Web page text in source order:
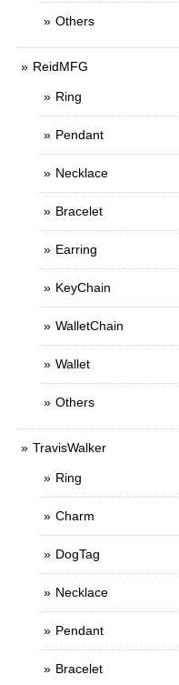
Others
ReidMFG
Ring
Pendant
Necklace
Bracelet
Earring
KeyChain
WalletChain
Wallet
Others
TravisWalker
Ring
Charm
DogTag
Necklace
Pendant
Bracelet